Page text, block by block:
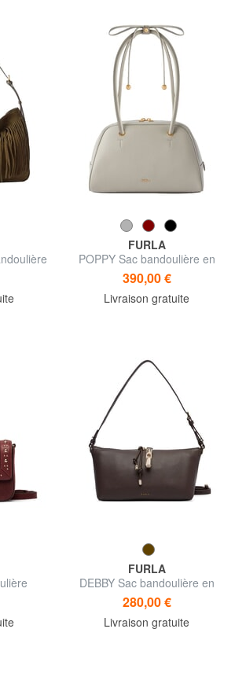
FURLA
POPPY Sac bandoulière en
cuir
390,00 €
Livraison gratuite
FURLA
DEBBY Sac bandoulière en
cuir
280,00 €
Livraison gratuite